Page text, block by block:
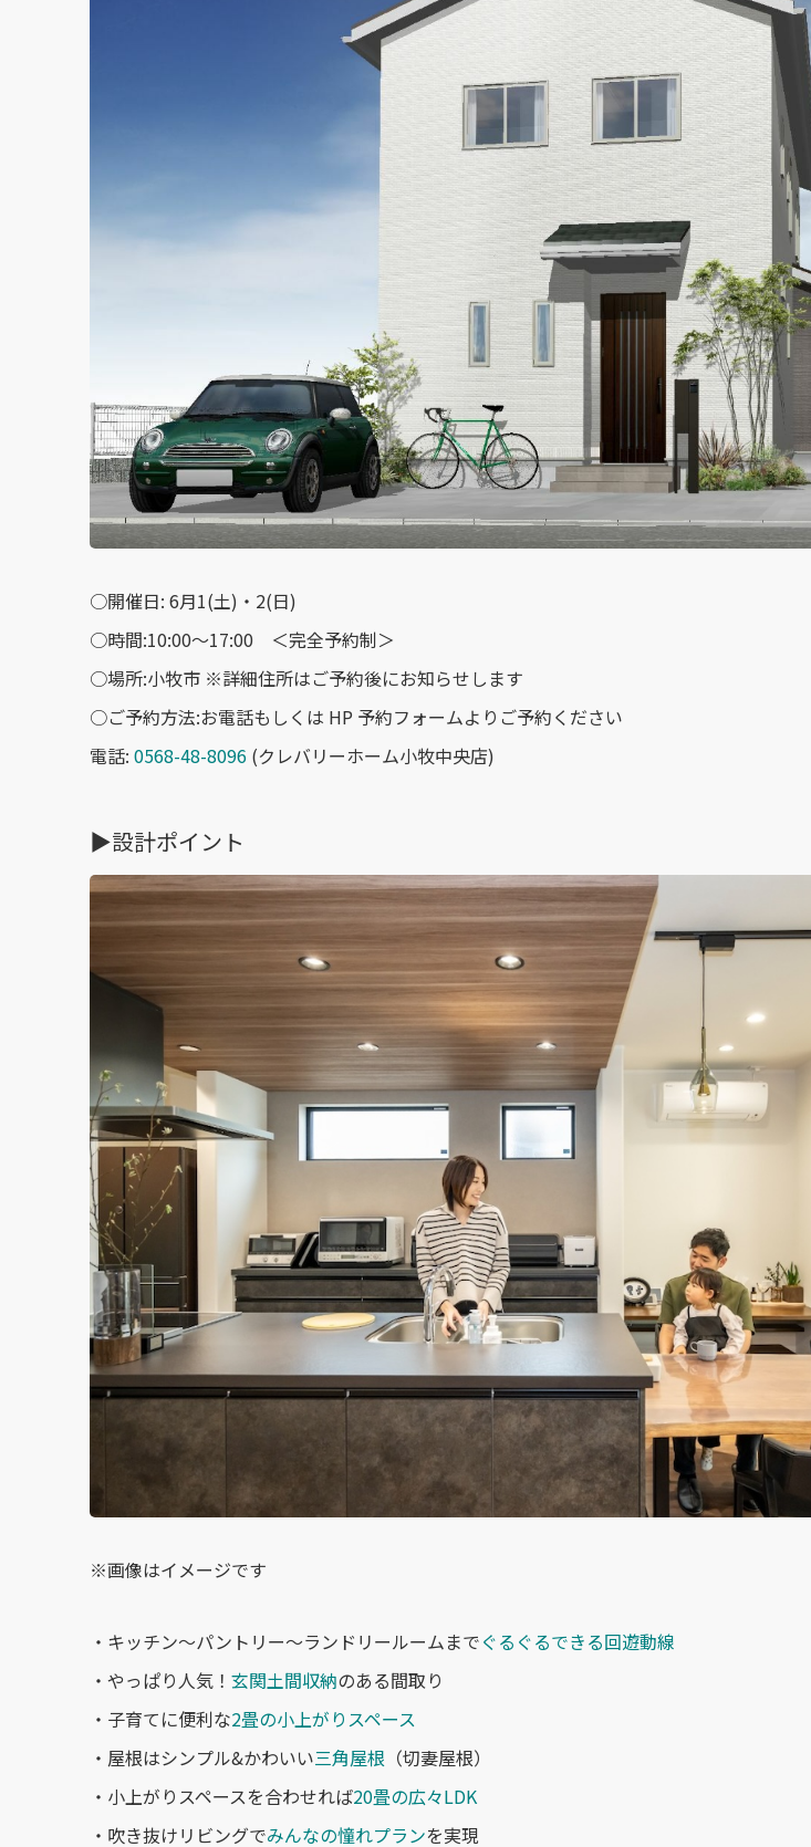
○開催日: 6月1(土)・2(日)
○時間:10:00〜17:00 ＜完全予約制＞
○場所:小牧市 ※詳細住所はご予約後にお知らせします
○ご予約方法:お電話もしくは HP 予約フォームよりご予約ください
電話: 0568-48-8096(クレバリーホーム小牧中央店)
▶︎設計ポイント
※画像はイメージです
・キッチン〜パントリー〜ランドリールームまでぐるぐるできる回遊動線
・やっぱり人気！ 玄関土間収納のある間取り
・子育てに便利な2畳の小上がりスペース
・屋根はシンプル&かわいい三角屋根 （切妻屋根）
・小上がりスペースを合わせれば20畳の広々LDK
・吹き抜けリビングでみんなの憧れプランを実現